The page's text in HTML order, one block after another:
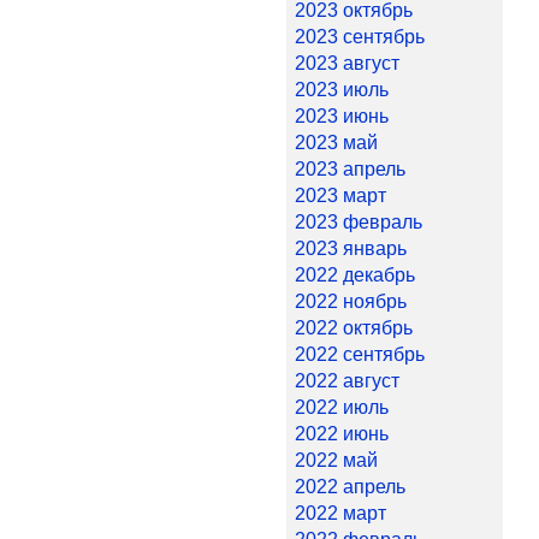
2023 октябрь
2023 сентябрь
2023 август
2023 июль
2023 июнь
2023 май
2023 апрель
2023 март
2023 февраль
2023 январь
2022 декабрь
2022 ноябрь
2022 октябрь
2022 сентябрь
2022 август
2022 июль
2022 июнь
2022 май
2022 апрель
2022 март